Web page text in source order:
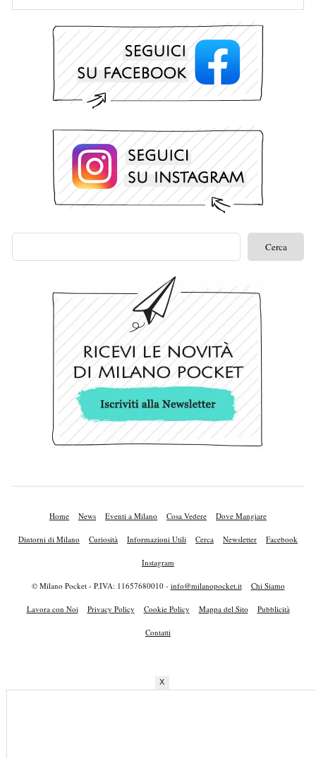
Home News Eventi a Milano Cosa Vedere Dove Mangiare
Dintorni di Milano Curiosità Informazioni Utili Cerca Newsletter Facebook
Instagram
© Milano Pocket - P.IVA: 11657680010 - info@milanopocket.it Chi Siamo
Lavora con Noi Privacy Policy Cookie Policy Mappa del Sito Pubblicità
Contatti
X